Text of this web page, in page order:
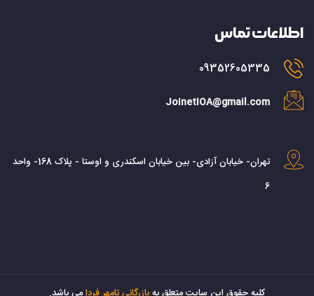
اطلاعات تماس
09352605335
JoinetIOA@gmail.com
تهران- خیابان آزادی- بین خیابان اسکندری و اوستا - پلاک 168- واحد
6